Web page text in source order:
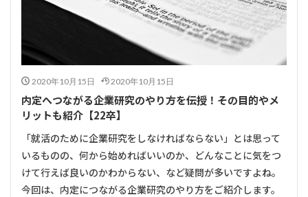
2020年10月15日 2020年10月15日
内定へつながる企業研究のやり方を伝授！その目的やメ
リットも紹介【22卒】
「就活のために企業研究をしなければならない」とは思って
いるものの、何から始めればいいのか、どんなことに気をつ
けて行えば良いのかわからない、など疑問が多いですよね。
今回は、内定につながる企業研究のやり方をご紹介します。